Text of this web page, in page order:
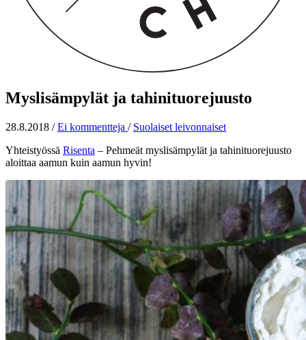
Myslisämpylät ja tahinituorejuusto
28.8.2018 / Ei kommentteja / Suolaiset leivonnaiset
Yhteistyössä Risenta – Pehmeät myslisämpylät ja tahinituorejuusto
aloittaa aamun kuin aamun hyvin!